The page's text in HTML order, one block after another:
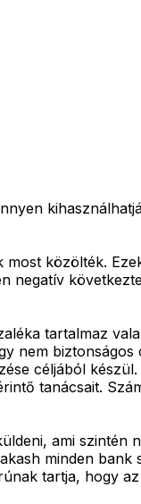
most közölték.
negatív
tartalmaz
nem biztonságos
céljából
tanácsait.
ami szintén
minden bank
tartja, hogy